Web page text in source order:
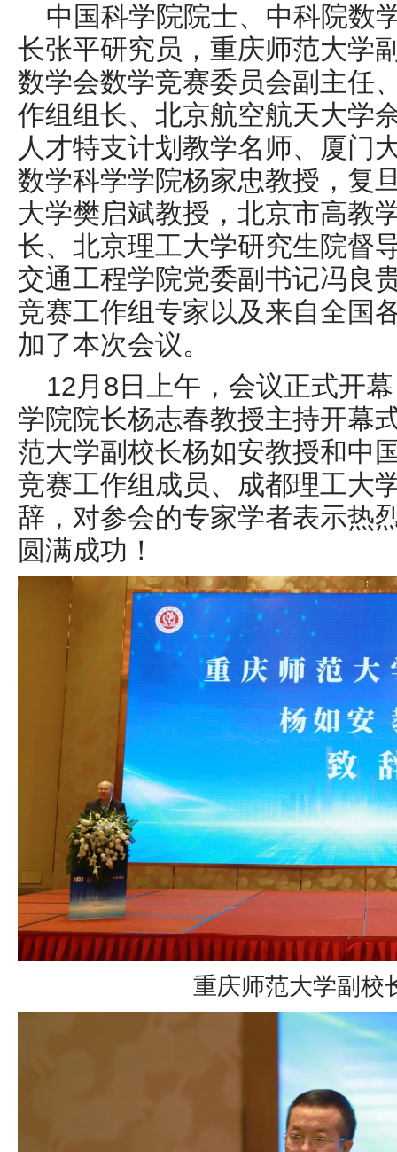
中国科学院院士、中科院数
长张平研究员，重庆师范大学
数学会数学竞赛委员会副主任
作组组长、北京航空航天大学
人才特支计划教学名师、厦门
数学科学学院杨家忠教授，复
大学樊启斌教授，北京市高教
长、北京理工大学研究生院督
交通工程学院党委副书记冯良
竞赛工作组专家以及来自全国
加了本次会议。
12月8日上午，会议正式开
学院院长杨志春教授主持开幕
范大学副校长杨如安教授和中
竞赛工作组成员、成都理工大
辞，对参会的专家学者表示热
圆满成功！
重庆师范大学副校